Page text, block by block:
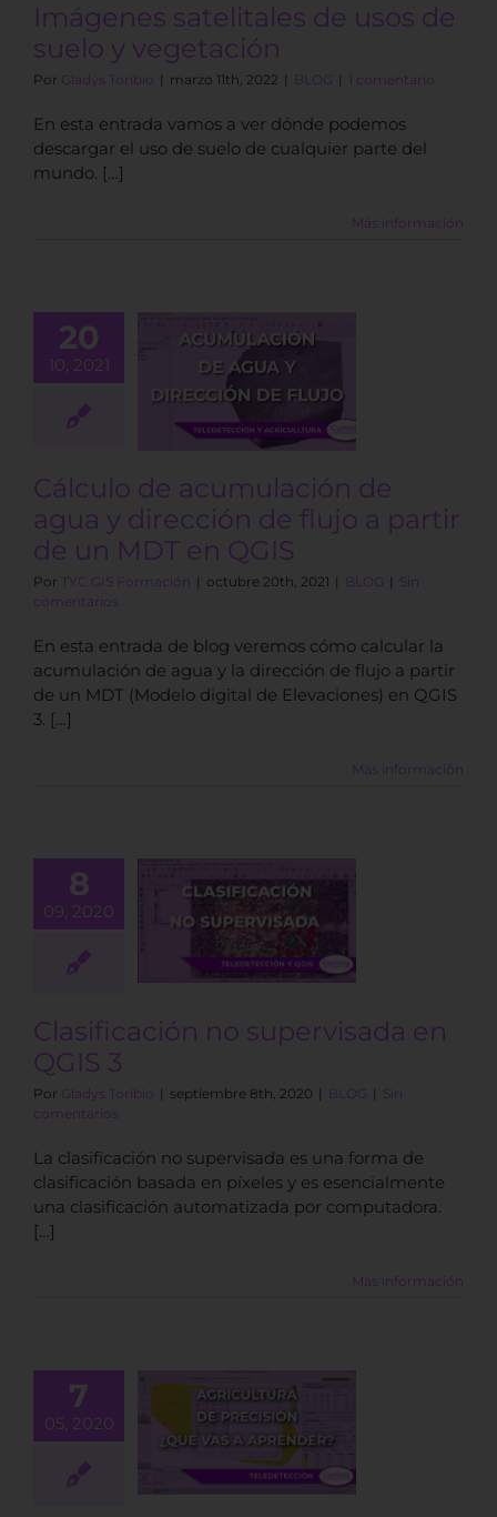
Imágenes satelitales de usos de
suelo y vegetación
Por Gladys Toribio | marzo 11th, 2022 | BLOG | 1 comentario
En esta entrada vamos a ver dónde podemos
descargar el uso de suelo de cualquier parte del
mundo. […]
Más información
20
10, 2021
de
de
a partir de
BLOGCálculo de acumulación de
agua y dirección de flujo a partir
de un MDT en QGIS
Por TYC GIS Formación | octubre 20th, 2021 | BLOG | Sin
comentarios
En esta entrada de blog veremos cómo calcular la
acumulación de agua y la dirección de flujo a partir
de un MDT (Modelo digital de Elevaciones) en QGIS
3. […]
Más información
8
09, 2020
no
en
Clasificación no supervisada en
QGIS 3
Por Gladys Toribio | septiembre 8th, 2020 | BLOG | Sin
comentarios
La clasificación no supervisada es una forma de
clasificación basada en píxeles y es esencialmente
una clasificación automatizada por computadora.
[…]
Más información
7
05, 2020
vas a
en el
de
a la